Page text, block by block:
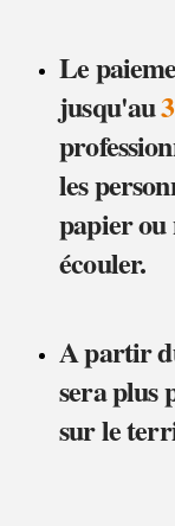
Le
jusqu'au
les
papier ou
écouler.
A partir
sera plus
sur le